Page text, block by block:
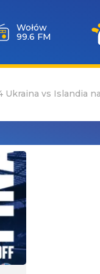
Milicz
88.5 FM
Ukraina vs Islandia